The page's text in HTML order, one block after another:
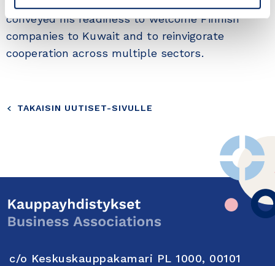
conveyed his readiness to welcome Finnish
companies to Kuwait and to reinvigorate
cooperation across multiple sectors.
TAKAISIN UUTISET-SIVULLE
c/o Keskuskauppakamari PL 1000, 00101